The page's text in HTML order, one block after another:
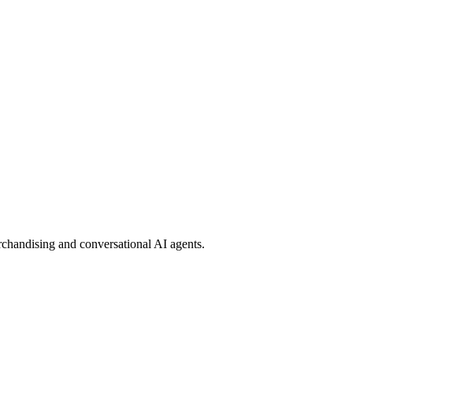
and conversational AI agents.